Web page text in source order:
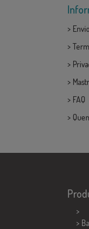
> Envio
>
>
>
> FAQ
>
>
>